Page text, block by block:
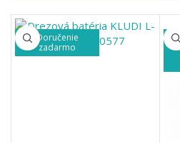
Doručenie
zadarmo
-